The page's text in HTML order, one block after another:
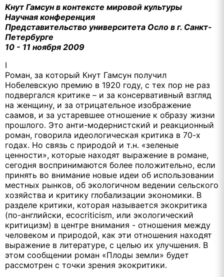
Кнут Гамсун в контексте мировой культуры
Научная конференция
Представительство университета Осло в г. Санкт-
Петербурге
10 - 11 ноября 2009
I
Роман, за который Кнут Гамсун получил
Нобелевскую премию в 1920 году, с тех пор не раз
подвергался критике – и за консервативный взгляд
на женщину, и за отрицательное изображение
саамов, и за устаревшее отношение к образу жизни
прошлого. Это анти-модернистский и реакционный
роман, говорила идеологическая критика в 70-х
годах. Но связь с природой и т.н. «зеленые
ценности», которые находят выражение в романе,
сегодня воспринимаются более положительно, если
принять во внимание новые идеи об использовании
местных рынков, об экологичном ведении сельского
хозяйства и критику глобализации экономики. В
разделе критики, которая называется экокритика
(по-английски, ecocriticism, или экологический
критицизм) в центре внимания - отношения между
человеком и природой, как эти отношения находят
выражение в литературе, с целью их улучшения. В
этом сообщении роман «Плоды земли» будет
рассмотрен с точки зрения экокритики.